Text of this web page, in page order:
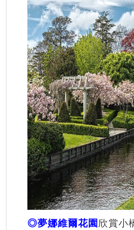
◎夢娜維爾花園 欣賞小